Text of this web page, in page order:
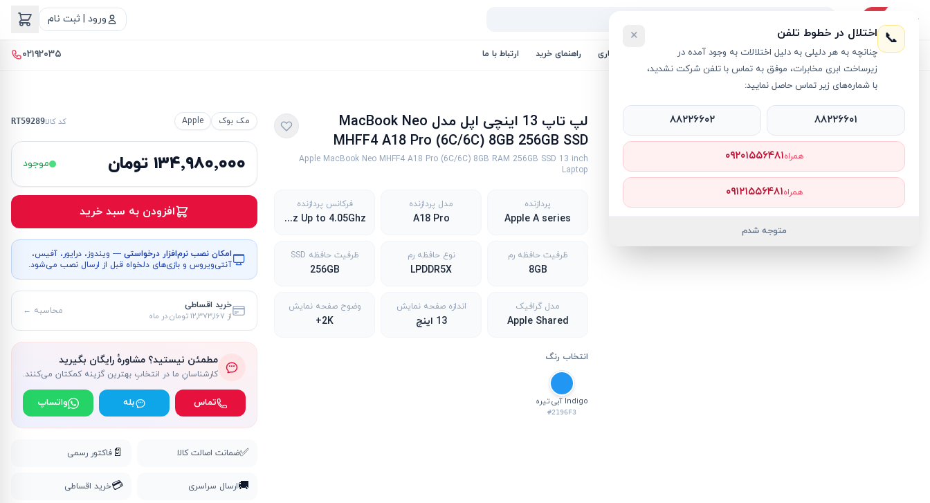
ورود | ثبت نام
لیست محصولات خرید اقساطی خرید سازمانی فروش عمده و همکاری راهنمای خرید ارتباط با ما ۰۲۱۹۲۰۳۵
مک بوک
مک بوک Apple کد کالاRT59289
۱۳۴٬۹۸۰٬۰۰۰ تومان موجود
افزودن به سبد خرید
امکان نصب نرم‌افزار درخواستی— ویندوز، درایور، آفیس،
آنتی‌ویروس و بازی‌های دلخواه قبل از ارسال نصب می‌شود.
خرید اقساطی
از ۱۲٬۳۷۳٬۱۶۷ تومان در ماه محاسبه ←
مطمئن نیستید؟ مشاورهٔ رایگان بگیرید
کارشناسانِ ما در انتخابِ بهترین گزینه کمکتان می‌کنند.
تماس بله واتساپ
✅ضمانت اصالت کالا 📄 فاکتور رسمی
🚚ارسال سراسری 💳خرید اقساطی
لپ تاپ 13 اینچی اپل مدل MacBook Neo
MHFF4 A18 Pro (6C/6C) 8GB 256GB SSD
Apple MacBook Neo MHFF4 A18 Pro (6C/6C) 8GB RAM 256GB SSD 13 inch
Laptop
پردازنده
Apple A series
مدل پردازنده
A18 Pro
فرکانس پردازنده
2.2Ghz Up to 4.05Ghz
ظرفیت حافظه رم
8GB
نوع حافظه رم
LPDDR5X
ظرفیت حافظه SSD
256GB
مدل گرافیک
Apple Shared
اندازه صفحه نمایش
13 اینچ
وضوح صفحه نمایش
2K+
انتخاب رنگ
Indigo آبی تیره
#2196F3
📞 اختلال در خطوط تلفن
چنانچه به هر دلیلی به دلیل اختلالات به وجود آمده در
زیرساخت ابری مخابرات، موفق به تماس با تلفن شرکت نشدید،
با شماره‌های زیر تماس حاصل نمایید:
×
۸۸۲۲۶۶۰۱ ۸۸۲۲۶۶۰۲
همراه۰۹۲۰۱۵۵۶۴۸۱
همراه۰۹۱۲۱۵۵۶۴۸۱
متوجه شدم